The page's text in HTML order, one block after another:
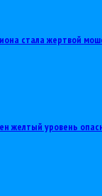
стала жертвой
желтый уровень